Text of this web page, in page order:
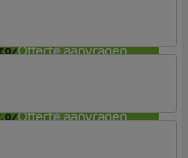
Offerte aanvragen
Offerte aanvragen